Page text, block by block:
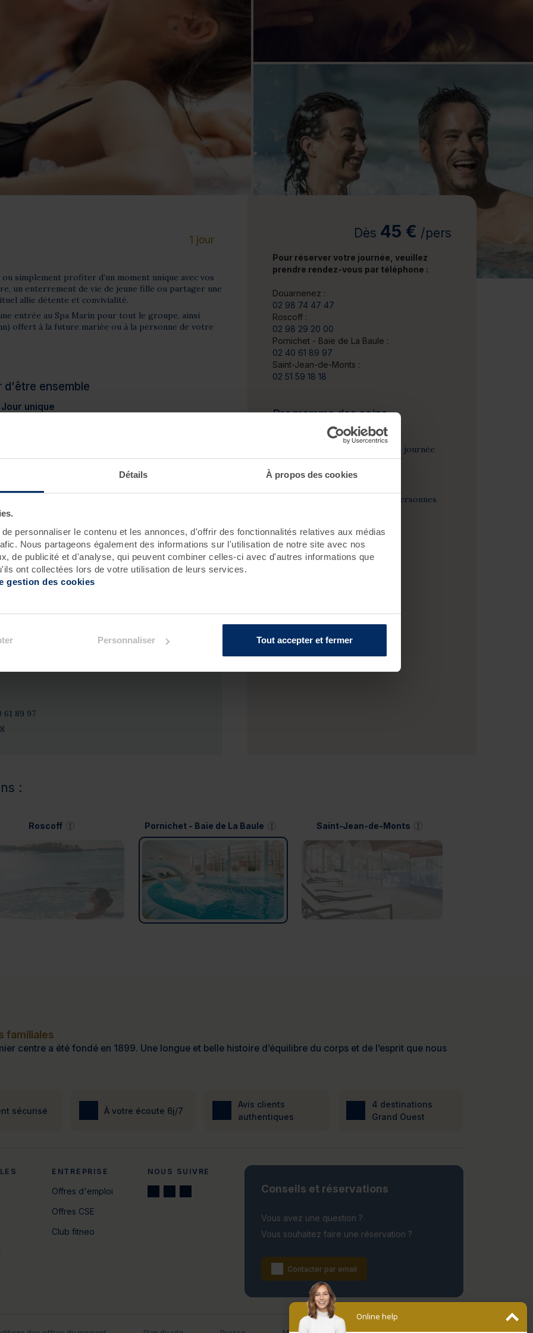
Détails À propos des cookies
personnaliser le contenu et les annonces, d'offrir des fonctionnalités relatives aux médias
Nous partageons également des informations sur l'utilisation de notre site avec nos
de publicité et d'analyse, qui peuvent combiner celles-ci avec d'autres informations que
ont collectées lors de votre utilisation de leurs services.
gestion des cookies
Personnaliser Tout accepter et fermer
Cure de 6 jours et +
1 jour
simplement profiter d’un moment unique avec vos
un enterrement de vie de jeune fille ou partager une
allie détente et convivialité.
entrée au Spa Marin pour tout le groupe, ainsi
offert à la future mariée ou à la personne de votre
d'être ensemble
unique
un éclat naturel et sublimer la peau. Grâce à
et revitalisants, ce soin procure une
et à la salle de cardio-training, offrez-vous une
de vos proches. Profitez d'une journée à votre
sont les maîtres mots. Savourez ensemble l'art de
sans culpabiliser, échangez des sourires sincères
en toute sérénité. Une invitation à renouer
dans un cadre apaisant et ressourçant.
rendez-vous par téléphone :
89 97
Dès 45 € /pers
Pour réserver votre journée, veuillez
prendre rendez-vous par téléphone :
Douarnenez :
02 98 74 47 47
Roscoff :
02 98 29 20 00
Pornichet - Baie de La Baule :
02 40 61 89 97
Saint-Jean-de-Monts :
02 51 59 18 18
Programme des soins
Soin thalasso
1 accès au Spa Marin toute la journée
pour tout le groupe
1 soin visage pour une des personnes
:
Roscoff Pornichet - Baie de La Baule Saint-Jean-de-Monts
familiales
centre a été fondé en 1899. Une longue et belle histoire d’équilibre du corps et de l’esprit que nous
sécurisé À votre écoute 6j/7
Avis clients
authentiques
4 destinations
Grand Ouest
ENTREPRISE
Offres d'emploi
Offres CSE
Club fitneo
NOUS SUIVRE
Conseils et réservations
Vous avez une question ?
Vous souhaitez faire une réservation ?
Contacter par email
Online help